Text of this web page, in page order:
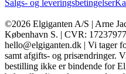
Salgs- og leveringsbetingelser
©2026 Elgiganten A/S | Arne
København S. | CVR:
hello@elgiganten.dk | Vi tager
samt afgifts- og prisændringer.
bestilling ikke er bindende for